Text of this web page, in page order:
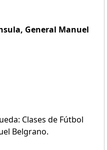
General Manuel
Clases de Fútbol
Belgrano.